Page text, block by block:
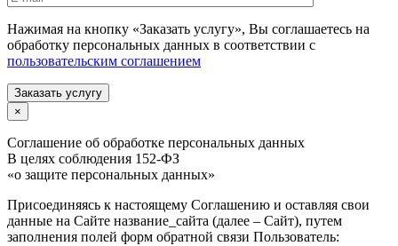
Нажимая на кнопку «Заказать услугу», Вы соглашаетесь на
обработку персональных данных в соответствии с
пользовательским соглашением
Заказать услугу
×
Соглашение об обработке персональных данных
В целях соблюдения 152-ФЗ
«о защите персональных данных»
Присоединяясь к настоящему Соглашению и оставляя свои
данные на Сайте название_сайта (далее – Сайт), путем
заполнения полей форм обратной связи Пользователь: